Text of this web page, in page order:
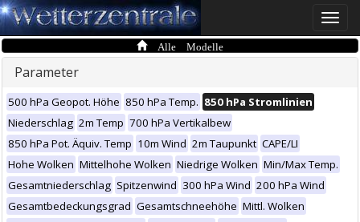
Toggle
Alle Modelle
Parameter
500 hPa Geopot. Höhe 850 hPa Temp. 850 hPa Stromlinien
Niederschlag 2m Temp 700 hPa Vertikalbew
850 hPa Pot. Äquiv. Temp 10m Wind 2m Taupunkt CAPE/LI
Hohe Wolken Mittelhohe Wolken Niedrige Wolken Min/Max Temp.
Gesamtniederschlag Spitzenwind 300 hPa Wind 200 hPa Wind
Gesamtbedeckungsgrad Gesamtschneehöhe Mittl. Wolken